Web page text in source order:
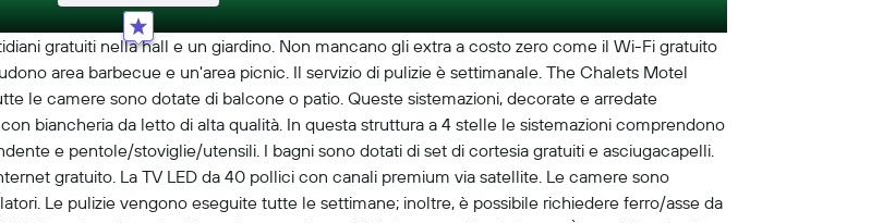
gratuiti nella hall e un giardino. Non mancano gli extra a costo zero come il Wi-Fi gratuito
area barbecue e un'area picnic. Il servizio di pulizie è settimanale. The Chalets Motel
le camere sono dotate di balcone o patio. Queste sistemazioni, decorate e arredate
biancheria da letto di alta qualità. In questa struttura a 4 stelle le sistemazioni comprendono
e pentole/stoviglie/utensili. I bagni sono dotati di set di cortesia gratuiti e asciugacapelli.
gratuito. La TV LED da 40 pollici con canali premium via satellite. Le camere sono
Le pulizie vengono eseguite tutte le settimane; inoltre, è possibile richiedere ferro/asse da